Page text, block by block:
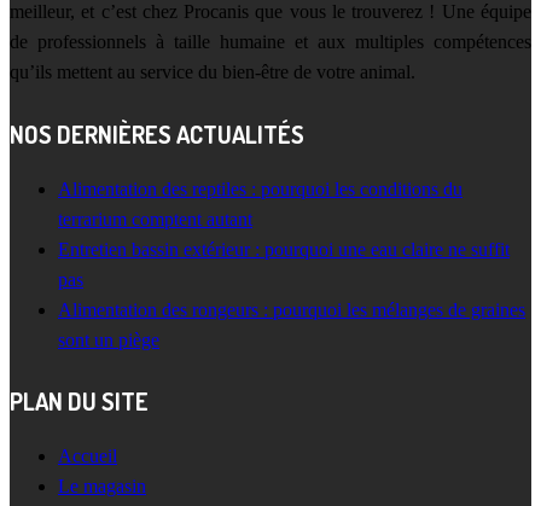
meilleur, et c’est chez Procanis que vous le trouverez ! Une équipe
de professionnels à taille humaine et aux multiples compétences
qu’ils mettent au service du bien-être de votre animal.
NOS DERNIÈRES ACTUALITÉS
Alimentation des reptiles : pourquoi les conditions du
terrarium comptent autant
Entretien bassin extérieur : pourquoi une eau claire ne suffit
pas
Alimentation des rongeurs : pourquoi les mélanges de graines
sont un piège
PLAN DU SITE
Accueil
Le magasin